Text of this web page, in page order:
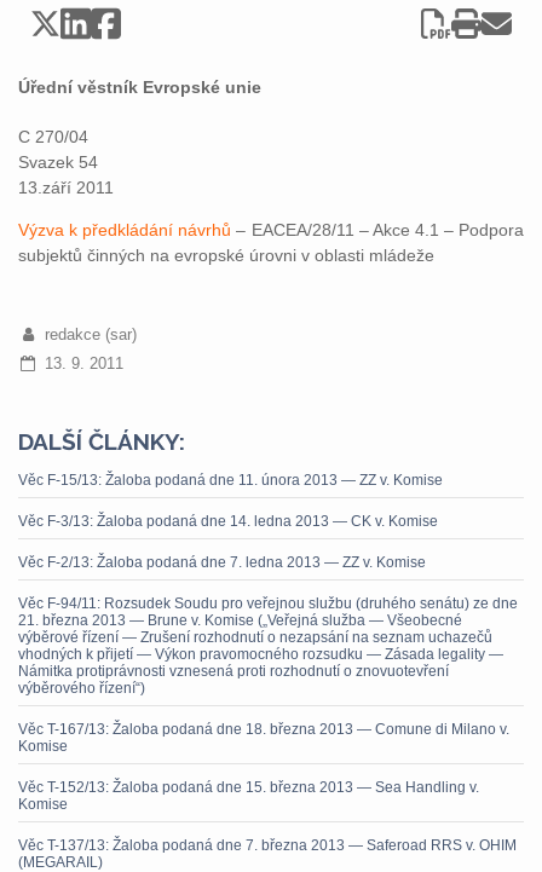
Úřední věstník Evropské unie
C 270/04
Svazek 54
13.září 2011
Výzva k předkládání návrhů– EACEA/28/11 – Akce 4.1 – Podpora
subjektů činných na evropské úrovni v oblasti mládeže
redakce (sar)
13. 9. 2011
DALŠÍ ČLÁNKY:
Věc F-15/13: Žaloba podaná dne 11. února 2013 — ZZ v. Komise
Věc F-3/13: Žaloba podaná dne 14. ledna 2013 — CK v. Komise
Věc F-2/13: Žaloba podaná dne 7. ledna 2013 — ZZ v. Komise
Věc F-94/11: Rozsudek Soudu pro veřejnou službu (druhého senátu) ze dne
21. března 2013 — Brune v. Komise („Veřejná služba — Všeobecné
výběrové řízení — Zrušení rozhodnutí o nezapsání na seznam uchazečů
vhodných k přijetí — Výkon pravomocného rozsudku — Zásada legality —
Námitka protiprávnosti vznesená proti rozhodnutí o znovuotevření
výběrového řízení“)
Věc T-167/13: Žaloba podaná dne 18. března 2013 — Comune di Milano v.
Komise
Věc T-152/13: Žaloba podaná dne 15. března 2013 — Sea Handling v.
Komise
Věc T-137/13: Žaloba podaná dne 7. března 2013 — Saferoad RRS v. OHIM
(MEGARAIL)